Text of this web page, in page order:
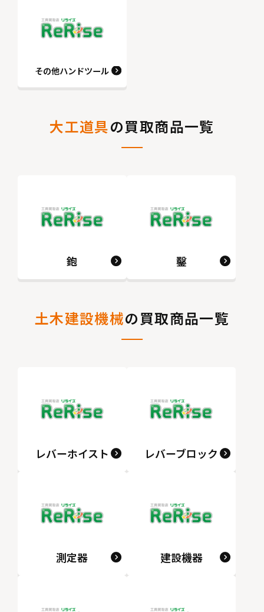
その他ハンドツール
大工道具の買取商品一覧
鉋 鑿
土木建設機械の買取商品一覧
レバーホイスト レバーブロック
測定器 建設機器